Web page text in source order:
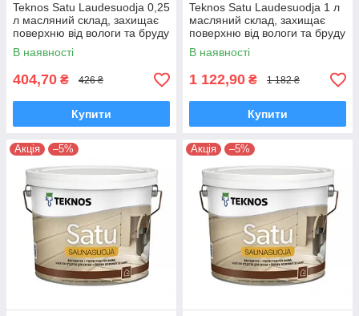
Teknos Satu Laudesuodja 0,25
л масляний склад, захищає
поверхню від вологи та бруду
В наявності
404,70 ₴ 426 ₴
Купити
Teknos Satu Laudesuodja 1 л
масляний склад, захищає
поверхню від вологи та бруду
В наявності
1 122,90 ₴ 1 182 ₴
Купити
Акція –5% Акція –5%